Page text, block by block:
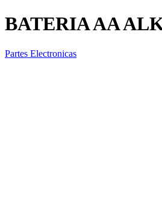
BATERIA AA
Partes Electronicas